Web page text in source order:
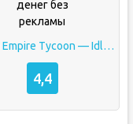
Prison Empire Tycoon — Idle Game взлом Много денег без рекламы
4,4